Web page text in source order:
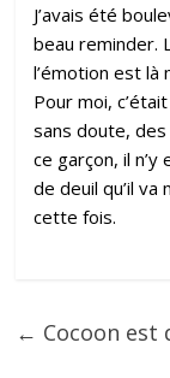
J’avais été
beau reminder.
l’émotion est là
Pour moi,
sans doute,
ce garçon, il n’y
de deuil qu’il
cette fois.
← Cocoon est